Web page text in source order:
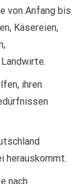
von Anfang bis
Käsereien,
ihren
herauskommt.
nach